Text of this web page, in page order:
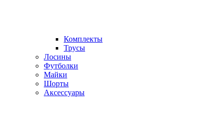
Комплекты
Трусы
Лосины
Футболки
Майки
Шорты
Аксессуары